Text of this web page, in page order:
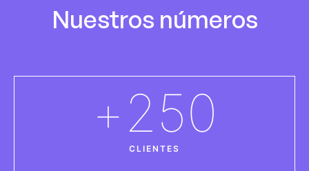
Nuestros números
CLIENTES
+250